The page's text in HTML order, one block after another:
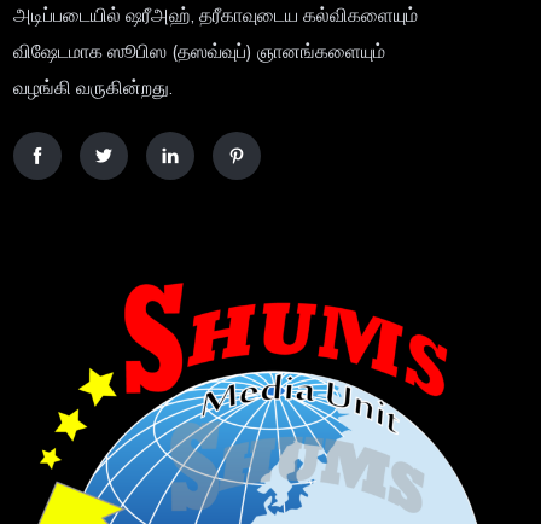
அடிப்படையில் ஷரீஅஹ், தரீகாவுடைய கல்விகளையும்
விஷேடமாக ஸூபிஸ (தஸவ்வுப்) ஞானங்களையும்
வழங்கி வருகின்றது.